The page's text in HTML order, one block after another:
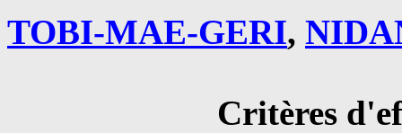
TOBI-MAE-GERI,
Critères